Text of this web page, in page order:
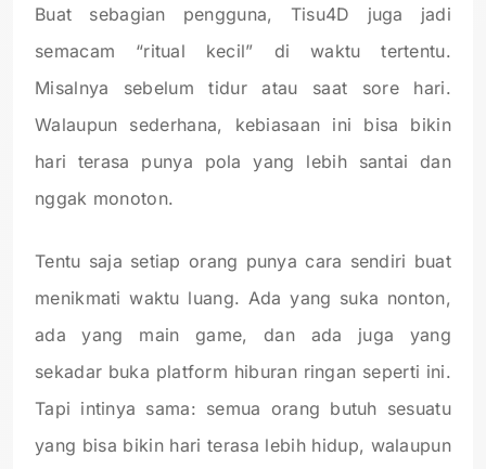
Buat sebagian pengguna, Tisu4D juga jadi
semacam “ritual kecil” di waktu tertentu.
Misalnya sebelum tidur atau saat sore hari.
Walaupun sederhana, kebiasaan ini bisa bikin
hari terasa punya pola yang lebih santai dan
nggak monoton.
Tentu saja setiap orang punya cara sendiri buat
menikmati waktu luang. Ada yang suka nonton,
ada yang main game, dan ada juga yang
sekadar buka platform hiburan ringan seperti ini.
Tapi intinya sama: semua orang butuh sesuatu
yang bisa bikin hari terasa lebih hidup, walaupun